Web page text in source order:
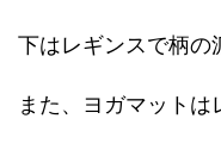
下はレギンスで柄の
また、ヨガマットは